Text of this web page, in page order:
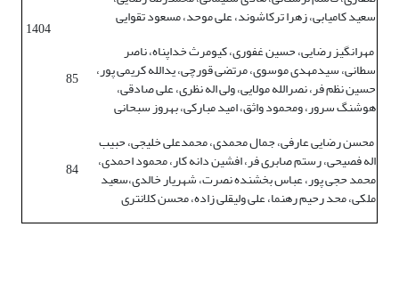
1404
سعید کامیابی، زهرا ترکاشوند، علی موحد، مسعود تقوایی
مهرانگیز رضایی، حسین غفوری، کیومرث خداپناه، ناصر
سطانی، سیدمهدی موسوی، مرتضی قورچی، یدالله کریمی پور،
حسین نظم فر، نصرالله مولایی، ولی اله نظری، علی صادقی،
هوشنگ سرور، ومحمود واثق، امید مبارکی، بهروز سبحانی
85
محسن رضایی عارفی، جمال محمدی، محمدعلی خلیجی، حبیب
اله فصیحی، رستم صابری فر، افشین دانه کار، محمود احمدی،
محمد حجی پور، عباس بخشنده نصرت، شهریار خالدی،سعید
ملکی، محد رحیم رهنما، علی ولیقلی زاده، محسن کلانتری
84